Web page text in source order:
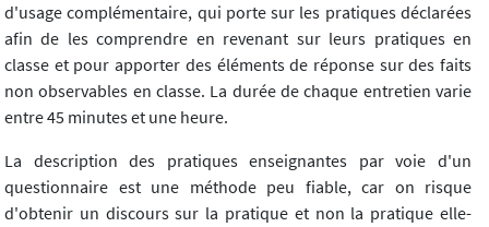
d'usage complémentaire, qui porte sur les pratiques déclarées
afin de les comprendre en revenant sur leurs pratiques en
classe et pour apporter des éléments de réponse sur des faits
non observables en classe. La durée de chaque entretien varie
entre 45 minutes et une heure.
La description des pratiques enseignantes par voie d'un
questionnaire est une méthode peu fiable, car on risque
d'obtenir un discours sur la pratique et non la pratique elle-